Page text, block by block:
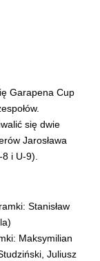
Garapena Cup
się dwie
Jarosława
i U-9).
Stanisław
Maksymilian
Juliusz